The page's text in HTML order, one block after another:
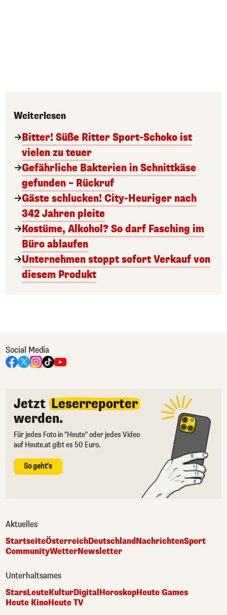
Weiterlesen
Bitter! Süße Ritter Sport-Schoko ist
vielen zu teuer
Gefährliche Bakterien in Schnittkäse
gefunden – Rückruf
Gäste schlucken! City-Heuriger nach
342 Jahren pleite
Kostüme, Alkohol? So darf Fasching im
Büro ablaufen
Unternehmen stoppt sofort Verkauf von
diesem Produkt
Social Media
Jetzt Leserreporter
werden.
Für jedes Foto in "Heute" oder jedes Video
auf Heute.at gibt es 50 Euro.
So geht's
Aktuelles
StartseiteÖsterreichDeutschlandNachrichtenSport
CommunityWetterNewsletter
Unterhaltsames
StarsLeuteKulturDigitalHoroskopHeute Games
Heute KinoHeute TV